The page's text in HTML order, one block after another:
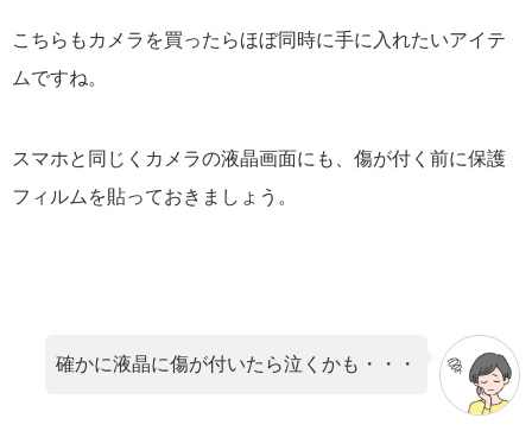
こちらもカメラを買ったらほぼ同時に手に入れたいアイテ
ムですね。
スマホと同じくカメラの液晶画面にも、傷が付く前に保護
フィルムを貼っておきましょう。
確かに液晶に傷が付いたら泣くかも・・・